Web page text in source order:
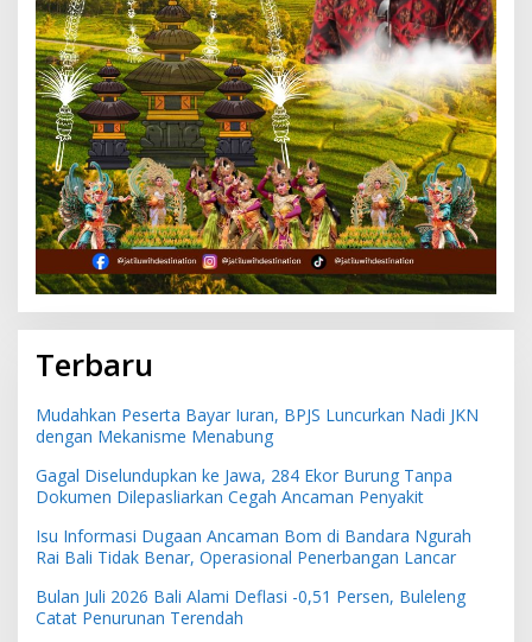
Terbaru
Mudahkan Peserta Bayar Iuran, BPJS Luncurkan Nadi JKN
dengan Mekanisme Menabung
Gagal Diselundupkan ke Jawa, 284 Ekor Burung Tanpa
Dokumen Dilepasliarkan Cegah Ancaman Penyakit
Isu Informasi Dugaan Ancaman Bom di Bandara Ngurah
Rai Bali Tidak Benar, Operasional Penerbangan Lancar
Bulan Juli 2026 Bali Alami Deflasi -0,51 Persen, Buleleng
Catat Penurunan Terendah